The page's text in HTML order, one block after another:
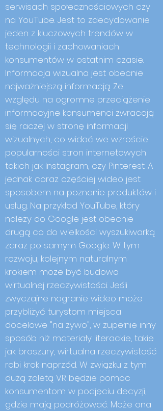
serwisach społecznościowych czy
na YouTube. Jest to zdecydowanie
jeden z kluczowych trendów w
technologii i zachowaniach
konsumentów w ostatnim czasie.
Informacja wizualna jest obecnie
najważniejszą informacją. Ze
względu na ogromne przeciążenie
informacyjne konsumenci zwracają
się raczej w stronę informacji
wizualnych, co widać we wzroście
popularności stron internetowych
takich jak Instagram, czy Pinterest. A
jednak coraz częściej wideo jest
sposobem na poznanie produktów i
usług. Na przykład YouTube, który
należy do Google jest obecnie
drugą co do wielkości wyszukiwarką
zaraz po samym Google. W tym
rozwoju, kolejnym naturalnym
krokiem może być budowa
wirtualnej rzeczywistości. Jeśli
zwyczajne nagranie wideo może
przybliżyć turystom miejsca
docelowe "na żywo", w zupełnie inny
sposób niż materiały literackie, takie
jak broszury, wirtualna rzeczywistość
robi krok naprzód. W związku z tym
dużą zaletą VR będzie pomoc
konsumentom w podjęciu decyzji,
gdzie mają podróżować. Może ona